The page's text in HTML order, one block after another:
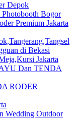
Depok
Photobooth Bogor
Premium Jakarta
di Bekasi
Jakarta
Dan TENDA
RODER
Wedding Outdoor